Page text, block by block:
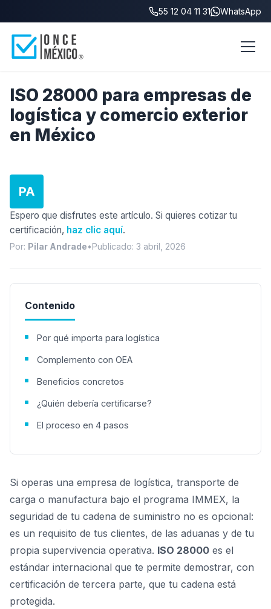
55 12 04 11 31 WhatsApp
ISO 28000 para empresas de
logística y comercio exterior
en México
PA
Espero que disfrutes este artículo. Si quieres cotizar tu
certificación, haz clic aquí.
Por: Pilar Andrade•Publicado: 3 abril, 2026
Si operas una empresa de logística, transporte de
carga o manufactura bajo el programa IMMEX, la
seguridad de tu cadena de suministro no es opcional:
es un requisito de tus clientes, de las aduanas y de tu
propia supervivencia operativa. ISO 28000 es el
estándar internacional que te permite demostrar, con
certificación de tercera parte, que tu cadena está
protegida.
Contenido
Por qué importa para logística
Complemento con OEA
Beneficios concretos
¿Quién debería certificarse?
El proceso en 4 pasos